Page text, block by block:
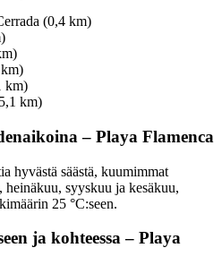
(0,4 km)
km)
km)
– Playa Flamenca
hyvästä säästä, kuumimmat
syyskuu ja kesäkuu,
25 °C:seen.
ja kohteessa – Playa